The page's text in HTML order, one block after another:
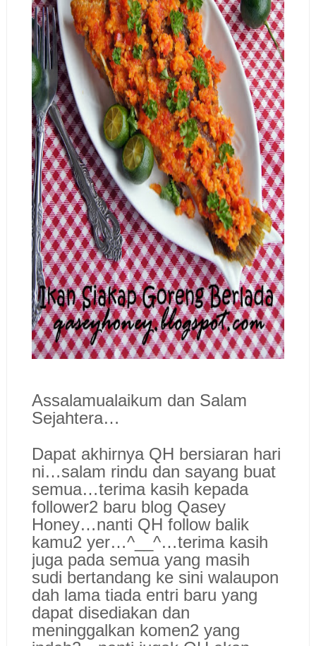
Assalamualaikum dan Salam
Sejahtera…
Dapat akhirnya QH bersiaran hari
ni…salam rindu dan sayang buat
semua…terima kasih kepada
follower2 baru blog Qasey
Honey…nanti QH follow balik
kamu2 yer…^__^…terima kasih
juga pada semua yang masih
sudi bertandang ke sini walaupon
dah lama tiada entri baru yang
dapat disediakan dan
meninggalkan komen2 yang